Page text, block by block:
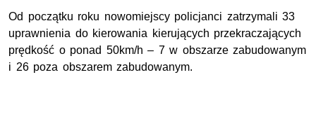
Od początku roku nowomiejscy policjanci zatrzymali 33
uprawnienia do kierowania kierujących przekraczających
prędkość o ponad 50km/h – 7 w obszarze zabudowanym
i 26 poza obszarem zabudowanym.